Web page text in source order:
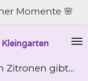
Kleingarten
Momente 🌸
Zitronen gibt...